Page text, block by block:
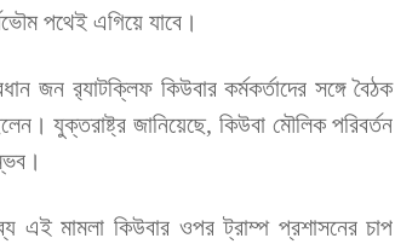
পথেই এগিয়ে যাবে।
জন র‌্যাটক্লিফ কিউবার কর্মকর্তাদের সঙ্গে বৈঠক
যুক্তরাষ্ট্র জানিয়েছে, কিউবা মৌলিক পরিবর্তন
এই মামলা কিউবার ওপর ট্রাম্প প্রশাসনের চাপ